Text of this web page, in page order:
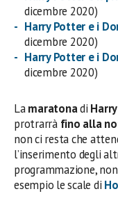
dicembre 2020)
Harry Potter e i
dicembre 2020)
Harry Potter e i
dicembre 2020)
Lamaratonadi
protrarràfino alla
non ci resta che
l’inserimento degli
programmazione,
esempio le scale di